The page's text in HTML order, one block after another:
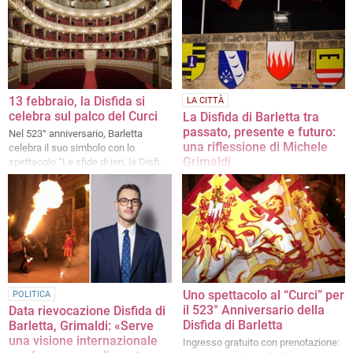
cittadine, e testate giornalistiche
13 febbraio, la Disfida si
celebra sul palco del Curci
Nel 523° anniversario, Barletta
celebra il suo simbolo con lo
spettacolo “Le sfide di ieri, la Disfida
di domani”
LA CITTÀ
La Disfida di Barletta tra
passato, presente e futuro:
una riflessione di Michele
Grimaldi
L'intervento dello storico e archivista
POLITICA
Data rievocazione Disfida di
Barletta, Grimaldi: «Serve
una visione internazionale
Uno spettacolo al “Curci” per
il 523° Anniversario della
Disfida di Barletta
Ingresso gratuito con prenotazione: